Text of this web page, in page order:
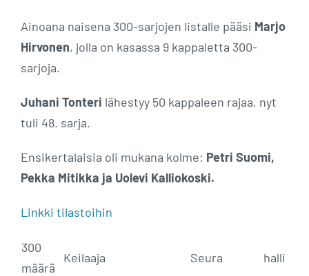
Ainoana naisena 300-sarjojen listalle pääsi Marjo
Hirvonen, jolla on kasassa 9 kappaletta 300-
sarjoja.
Juhani Tonteri lähestyy 50 kappaleen rajaa, nyt
tuli 48. sarja.
Ensikertalaisia oli mukana kolme: Petri Suomi,
Pekka Mitikka ja Uolevi Kalliokoski.
Linkki tilastoihin
300
määrä
Keilaaja Seura halli